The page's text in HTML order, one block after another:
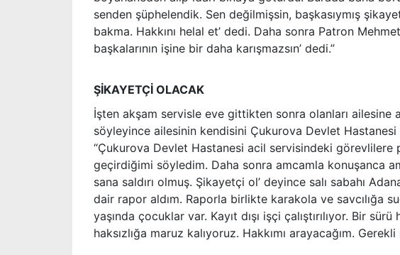
senden şüphelendik. Sen değilmişsin, başkasıymış
bakma. Hakkını helal et’ dedi. Daha sonra Patron
başkalarının işine bir daha karışmazsın’ dedi.”
ŞİKAYETÇİ OLACAK
İşten akşam servisle eve gittikten sonra olanları ailesine
söyleyince ailesinin kendisini Çukurova Devlet
“Çukurova Devlet Hastanesi acil servisindeki
geçirdiğimi söyledim. Daha sonra amcamla konuşanca
sana saldırı olmuş. Şikayetçi ol’ deyince salı sabahı
dair rapor aldım. Raporla birlikte karakola ve savcılığa
yaşında çocuklar var. Kayıt dışı işçi çalıştırılıyor. Bir
haksızlığa maruz kalıyoruz. Hakkımı arayacağım.